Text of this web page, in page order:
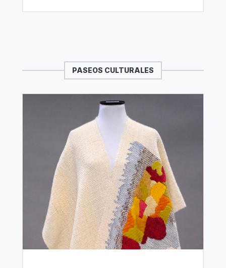
PASEOS CULTURALES